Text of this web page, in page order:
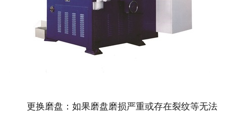
更换磨盘：如果磨盘磨损严重或存在裂纹等无法